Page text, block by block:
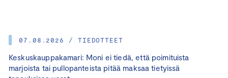
07.08.2026 / TIEDOTTEET
Keskuskauppakamari: Moni ei tiedä, että poimituista
marjoista tai pullopanteista pitää maksaa tietyissä